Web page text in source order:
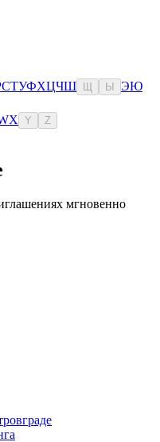
СТУФХЦЧШ Ы ЭЮ
X Y Z
мгновенно